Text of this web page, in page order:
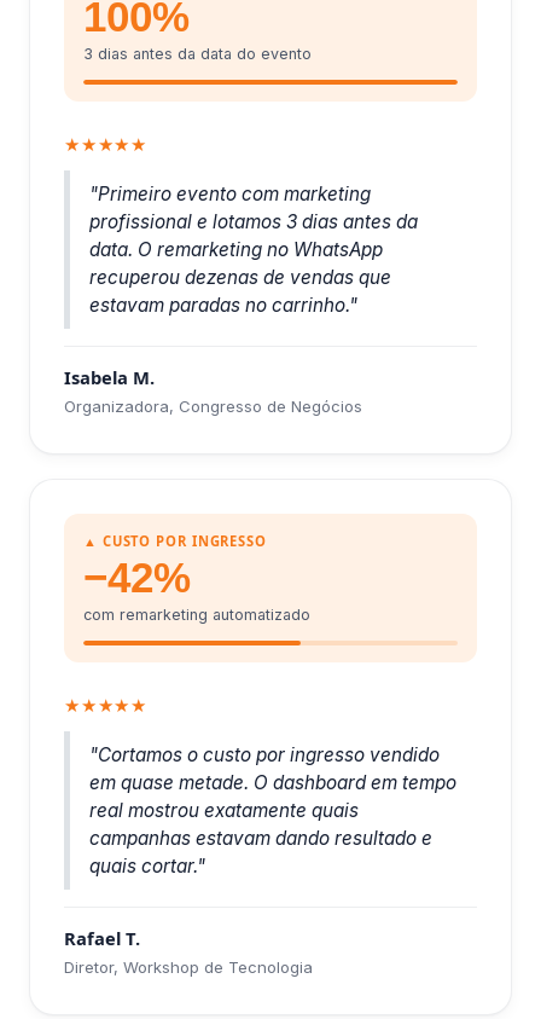
100%
3 dias antes da data do evento
★★★★★
"Primeiro evento com marketing
profissional e lotamos 3 dias antes da
data. O remarketing no WhatsApp
recuperou dezenas de vendas que
estavam paradas no carrinho."
Isabela M.
Organizadora, Congresso de Negócios
▲ CUSTO POR INGRESSO
−42%
com remarketing automatizado
★★★★★
"Cortamos o custo por ingresso vendido
em quase metade. O dashboard em tempo
real mostrou exatamente quais
campanhas estavam dando resultado e
quais cortar."
Rafael T.
Diretor, Workshop de Tecnologia